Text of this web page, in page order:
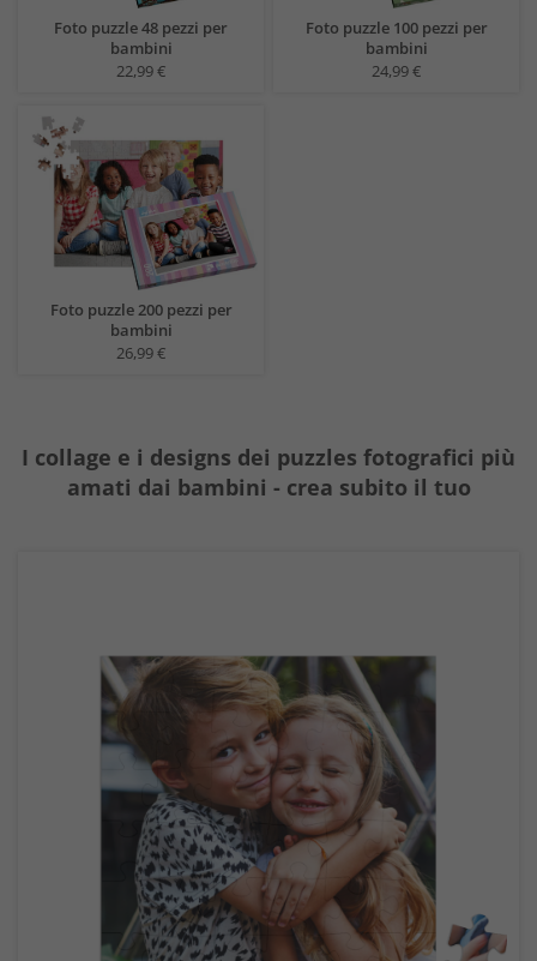
Foto puzzle 48 pezzi per
bambini
22,99 €
Foto puzzle 100 pezzi per
bambini
24,99 €
Foto puzzle 200 pezzi per
bambini
26,99 €
I collage e i designs dei puzzles fotografici più
amati dai bambini - crea subito il tuo